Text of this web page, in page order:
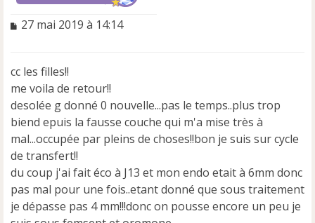
M
a
g
e
n
o
n
l
u
27 mai 2019 à 14:14
cc les filles!!
me voila de retour!!
desolée g donné 0 nouvelle...pas le temps..plus trop
biend epuis la fausse couche qui m'a mise très à
mal...occupée par pleins de choses!!bon je suis sur cycle
de transfert!!
du coup j'ai fait éco à J13 et mon endo etait à 6mm donc
pas mal pour une fois..etant donné que sous traitement
je dépasse pas 4 mm!!!donc on pousse encore un peu je